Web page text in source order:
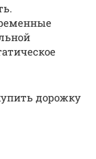
дорожку